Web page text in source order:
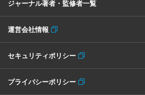
ジャーナル著者・監修者一覧
運営会社情報
セキュリティポリシー
プライバシーポリシー